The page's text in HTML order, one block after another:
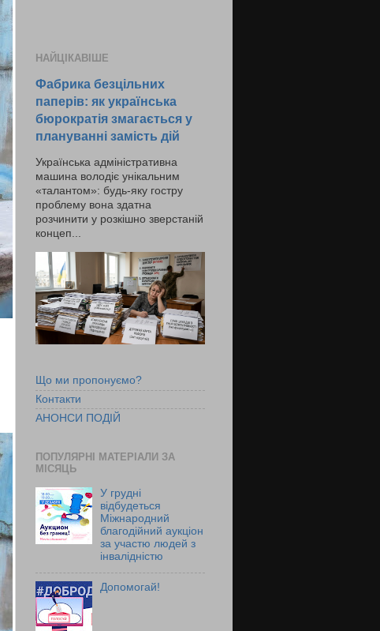
НАЙЦІКАВІШЕ
Фабрика безцільних
паперів: як українська
бюрократія змагається у
плануванні замість дій
Українська адміністративна
машина володіє унікальним
«талантом»: будь-яку гостру
проблему вона здатна
розчинити у розкішно зверстаній
концеп...
Що ми пропонуємо?
Контакти
АНОНСИ ПОДІЙ
ПОПУЛЯРНІ МАТЕРІАЛИ ЗА
МІСЯЦЬ
У грудні
відбудеться
Міжнародний
благодійний аукціон
за участю людей з
інвалідністю
Допомогай!